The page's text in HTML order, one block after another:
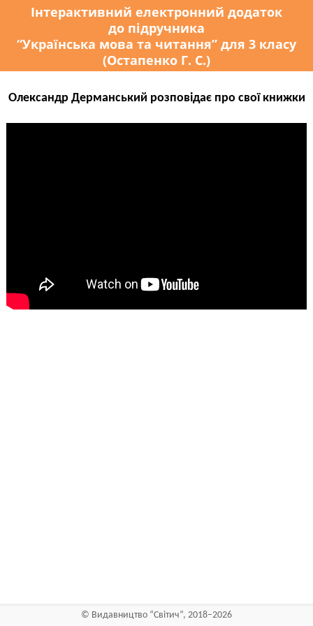
Інтерактивний електронний додаток
до підручника
“Українська мова та читання” для 3 класу
(Остапенко Г. С.)
Олександр Дерманський розповідає про свої книжки
© Видавництво “Світич”, 2018–2026